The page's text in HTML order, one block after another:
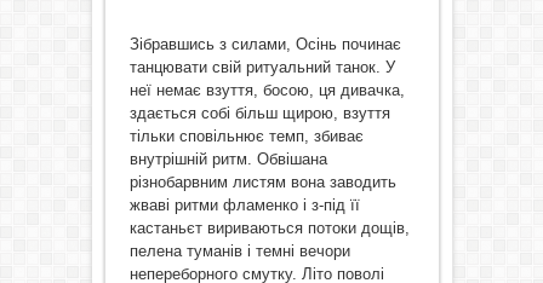
Зібравшись з силами, Осінь починає
танцювати свій ритуальний танок. У
неї немає взуття, босою, ця дивачка,
здається собі більш щирою, взуття
тільки сповільнює темп, збиває
внутрішній ритм. Обвішана
різнобарвним листям вона заводить
жваві ритми фламенко і з-під її
кастаньєт вириваються потоки дощів,
пелена туманів і темні вечори
непереборного смутку. Літо поволі